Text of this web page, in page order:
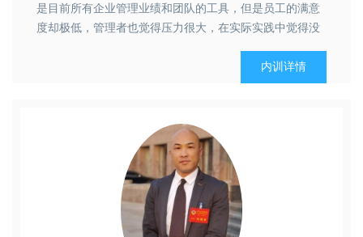
是目前所有企业管理业绩和团队的工具，但是员工的满意
度却极低，管理者也觉得压力很大，在实际实践中觉得没
是为做而做，有时甚至认为绩效管理增加了工作负担，对
业绩增长，管理管理并无实际用处。什么原因导致这一普
内训详情